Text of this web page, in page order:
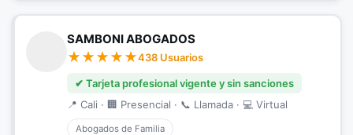
SAMBONI ABOGADOS
438 Usuarios
✔ Tarjeta profesional vigente y sin sanciones
📍 Cali · 🏢 Presencial · 📞 Llamada · 💻 Virtual
Abogados de Familia